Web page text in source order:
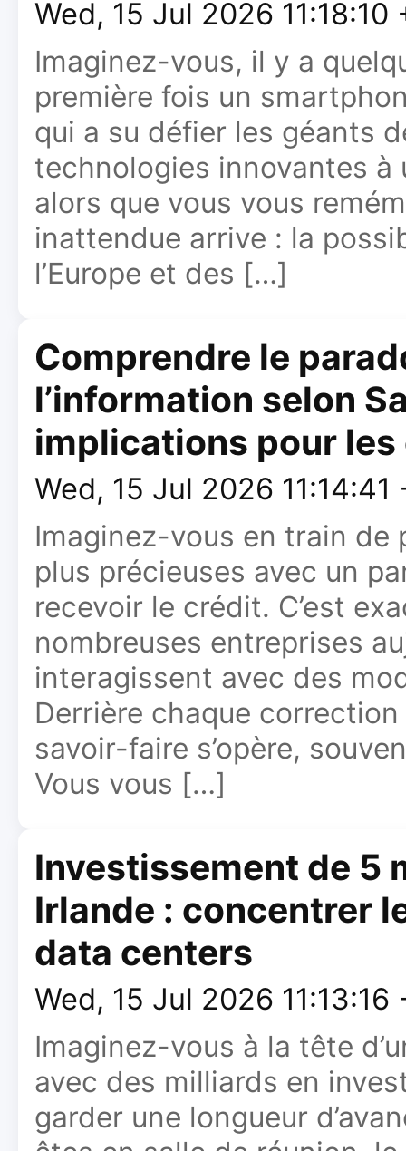
Wed, 15 Jul 2026 11:18:10
Imaginez-vous, il y a
première fois un
qui a su défier les géants
technologies innovantes à
alors que vous vous
inattendue arrive : la
l’Europe et des […]
Comprendre le
l’information selon
implications pour
Wed, 15 Jul 2026 11:14:41
Imaginez-vous en train de
plus précieuses avec un
recevoir le crédit. C’est
nombreuses entreprises
interagissent avec des
Derrière chaque
savoir-faire s’opère,
Vous vous […]
Investissement de 5
Irlande : concentrer
data centers
Wed, 15 Jul 2026 11:13:16
Imaginez-vous à la tête
avec des milliards en
garder une longueur